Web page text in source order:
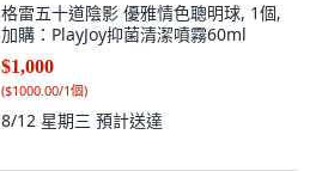
格雷五十道陰影 優雅情色聰明球, 1個,
加購：PlayJoy抑菌清潔噴霧60ml
$1,000
($1000.00/1個)
8/12 星期三 預計送達